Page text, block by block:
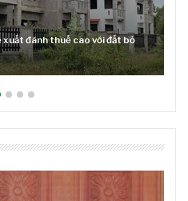
xuất đánh thuế cao với đất bỏ